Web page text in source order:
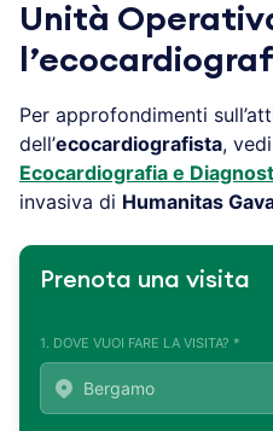
Unità
Per approfondimenti
dell’ecocardiografista,
Ecocardiografia e
invasiva di Humanitas
Prenota una visita
1. DOVE VUOI FARE LA VISITA? *